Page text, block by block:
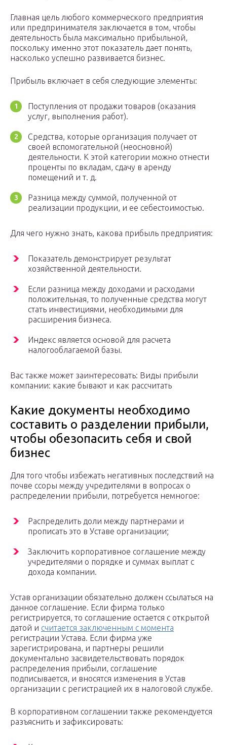
Главная цель любого коммерческого предприятия
или предпринимателя заключается в том, чтобы
деятельность была максимально прибыльной,
поскольку именно этот показатель дает понять,
насколько успешно развивается бизнес.
Прибыль включает в себя следующие элементы:
Поступления от продажи товаров (оказания
услуг, выполнения работ).
Средства, которые организация получает от
своей вспомогательной (неосновной)
деятельности. К этой категории можно отнести
проценты по вкладам, сдачу в аренду
помещений и т. д.
Разница между суммой, полученной от
реализации продукции, и ее себестоимостью.
Для чего нужно знать, какова прибыль предприятия:
Показатель демонстрирует результат
хозяйственной деятельности.
Если разница между доходами и расходами
положительная, то полученные средства могут
стать инвестициями, необходимыми для
расширения бизнеса.
Индекс является основой для расчета
налогооблагаемой базы.
Вас также может заинтересовать: Виды прибыли
компании: какие бывают и как рассчитать
Какие документы необходимо
составить о разделении прибыли,
чтобы обезопасить себя и свой
бизнес
Для того чтобы избежать негативных последствий на
почве ссоры между учредителями в вопросах о
распределении прибыли, потребуется немногое:
Распределить доли между партнерами и
прописать это в Уставе организации;
Заключить корпоративное соглашение между
учредителями о порядке и суммах выплат с
дохода компании.
Устав организации обязательно должен ссылаться на
данное соглашение. Если фирма только
регистрируется, то соглашение остается с открытой
датой и считается заключенным с момента
регистрации Устава. Если фирма уже
зарегистрирована, и партнеры решили
документально засвидетельствовать порядок
распределения прибыли, соглашение
подписывается, и вносятся изменения в Устав
организации с регистрацией их в налоговой службе.
В корпоративном соглашении также рекомендуется
разъяснить и зафиксировать: